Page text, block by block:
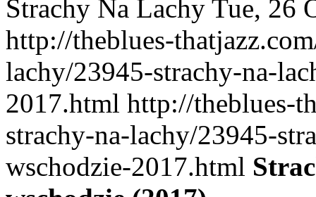
Strachy Na Lachy Tue, 26
http://theblues-
lachy/23945-strachy-na-
2017.html http://theblues-
strachy-na-lachy/23945-
wschodzie-2017.html